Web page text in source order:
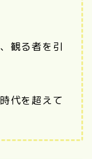
観る者を引
代を超えて